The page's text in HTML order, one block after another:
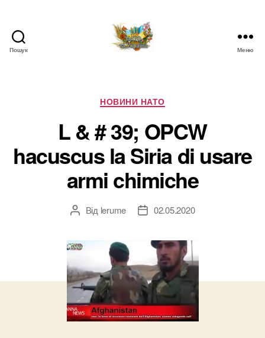
Пошук
Новини
про
НАТО
в
Україні
Меню
Категорії
НОВИНИ НАТО
L & # 39; OPCW
hacuscus la Siria di usare
armi chimiche
Автор
Від lerume
Дата02.05.2020